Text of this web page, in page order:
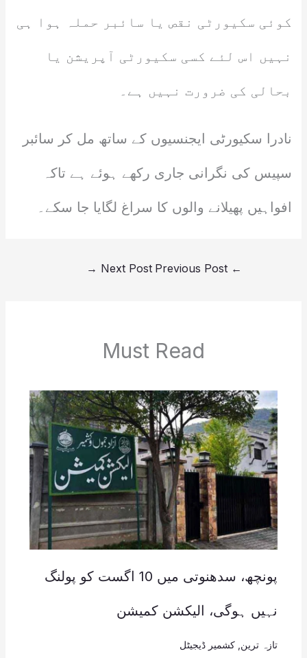
کوئی سکیورٹی نقص یا سائبر حملہ ہوا ہی
نہیں اس لئے کسی سکیورٹی آپریشن یا
بحالی کی ضرورت نہیں ہے۔
نادرا سکیورٹی ایجنسیوں کے ساتھ مل کر سائبر
سپیس کی نگرانی جاری رکھے ہوئے ہے تاکہ
افواہیں پھیلانے والوں کا سراغ لگایا جا سکے۔
←
Next Post
→
Must Read
پونچھ، سدھنوتی میں 10 اگست کو پولنگ
نہیں ہوگی، الیکشن کمیشن
تازہ ترین کشمیر ڈیجیٹل